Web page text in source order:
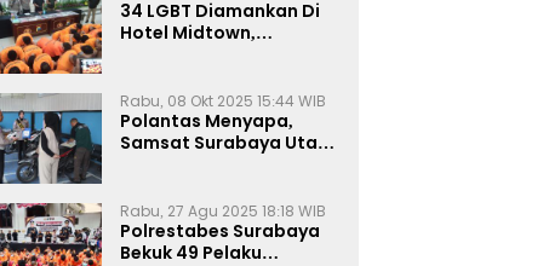
34 LGBT Diamankan Di
Hotel Midtown,
Rabu, 08 Okt 2025 15:44 WIB
Polantas Menyapa,
Samsat Surabaya Utara
Rabu, 27 Agu 2025 18:18 WIB
Polrestabes Surabaya
Bekuk 49 Pelaku